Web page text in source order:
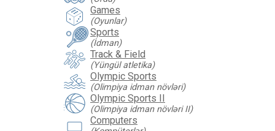
Games
(Oyunlar)
Sports
(İdman)
Track & Field
(Yüngül atletika)
Olympic Sports
(Olimpiya idman növləri)
Olympic Sports II
(Olimpiya idman növləri II)
Computers